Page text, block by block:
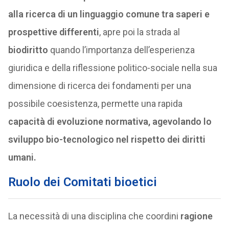
alla ricerca di un linguaggio comune tra saperi e
prospettive differenti, apre poi la strada al
biodiritto quando l’importanza dell’esperienza
giuridica e della riflessione politico-sociale nella sua
dimensione di ricerca dei fondamenti per una
possibile coesistenza, permette una rapida
capacità di evoluzione normativa, agevolando lo
sviluppo bio-tecnologico nel rispetto dei diritti
umani.
Ruolo dei Comitati bioetici
La necessità di una disciplina che coordini ragione